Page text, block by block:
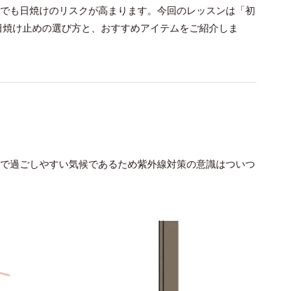
も日焼けのリスクが高まります。今回のレッスンは「初
け止めの選び方と、おすすめアイテムをご紹介しま
過ごしやすい気候であるため紫外線対策の意識はついつ